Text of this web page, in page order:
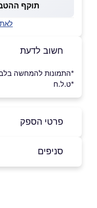
תוקף ההטבה עד
חשוב לדעת
*התמונות להמחשה
*ט.ל.ח
פרטי הספק
באתר
סניפים